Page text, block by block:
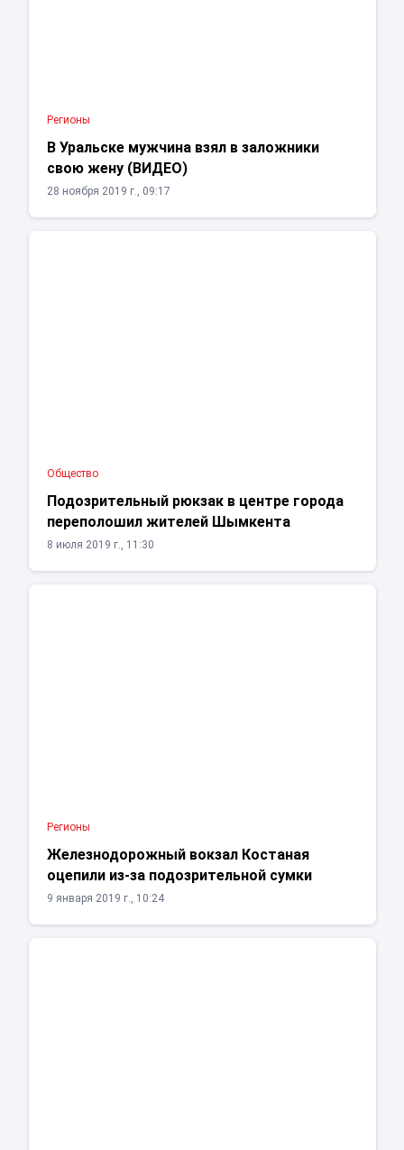
Регионы
В Уральске мужчина взял в заложники
свою жену (ВИДЕО)
28 ноября 2019 г., 09:17
Общество
Подозрительный рюкзак в центре города
переполошил жителей Шымкента
8 июля 2019 г., 11:30
Регионы
Железнодорожный вокзал Костаная
оцепили из-за подозрительной сумки
9 января 2019 г., 10:24